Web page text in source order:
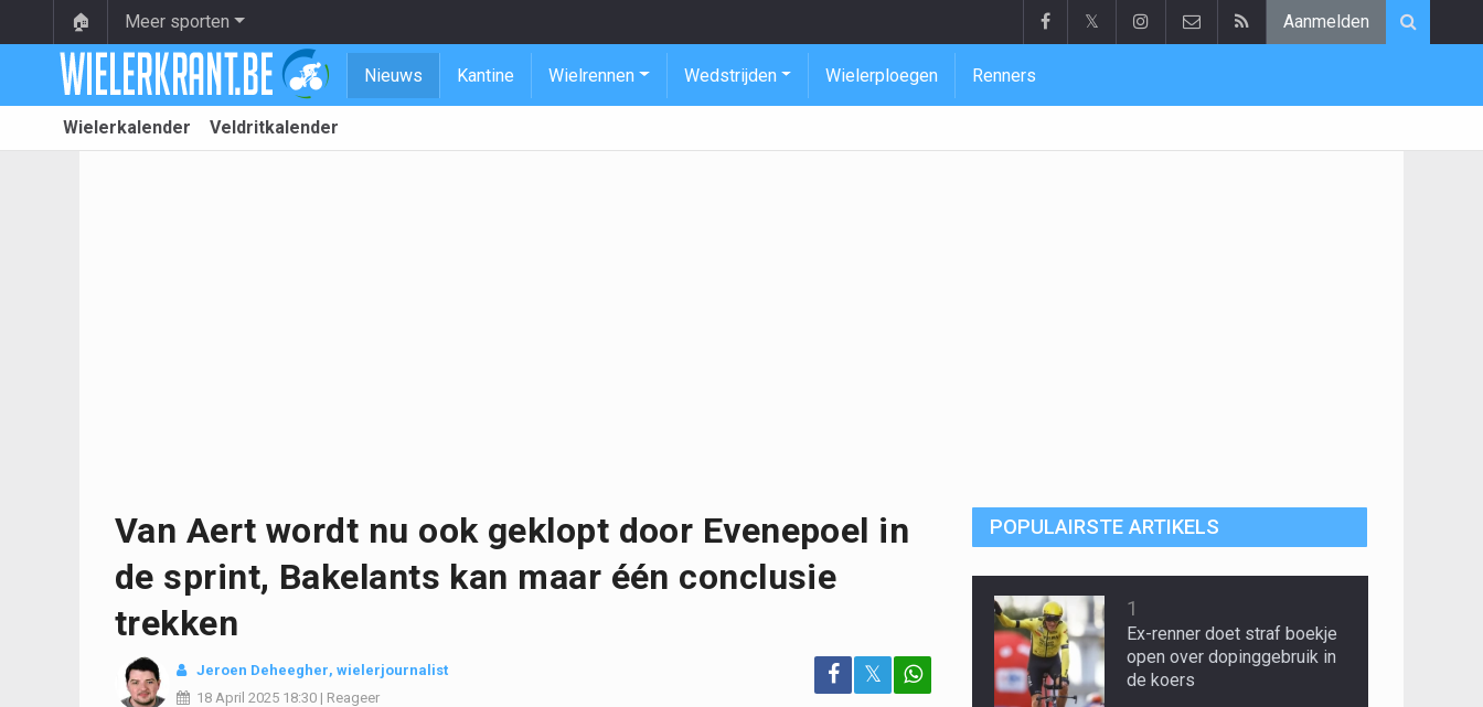
🏠 Meer sporten 𝕏 Aanmelden
Nieuws Kantine Wielrennen Wedstrijden Wielerploegen Renners
Wielerkalender Veldritkalender
Van Aert wordt nu ook geklopt door Evenepoel in
de sprint, Bakelants kan maar één conclusie
trekken
Jeroen Deheegher, wielerjournalist
18 April 2025 18:30 | Reageer
𝕏
POPULAIRSTE ARTIKELS
1
Ex-renner doet straf boekje
open over dopinggebruik in
de koers